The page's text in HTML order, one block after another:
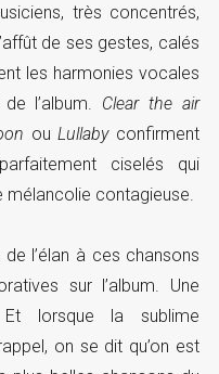
très concentrés,
de ses gestes, calés
les harmonies vocales
l’album. Clear the air
ouLullaby confirment
ciselés qui
mélancolie contagieuse.
l’élan à ces chansons
sur l’album. Une
lorsque la sublime
on se dit qu’on est